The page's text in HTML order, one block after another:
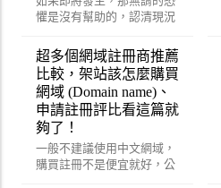
懼是沒有幫助的，認清現況
你喔！
超多個網域註冊商推薦
比較，架站該怎麼購買
網域 (Domain name)、
申請註冊評比看這篇就
夠了！
一般不建議使用中文網域，
購買註冊不是便宜就好，公